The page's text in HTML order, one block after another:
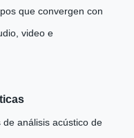
que convergen con
video e
análisis acústico de